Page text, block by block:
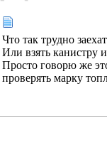
Что так трудно
Или взять канистру
Просто говорю же
проверять марку